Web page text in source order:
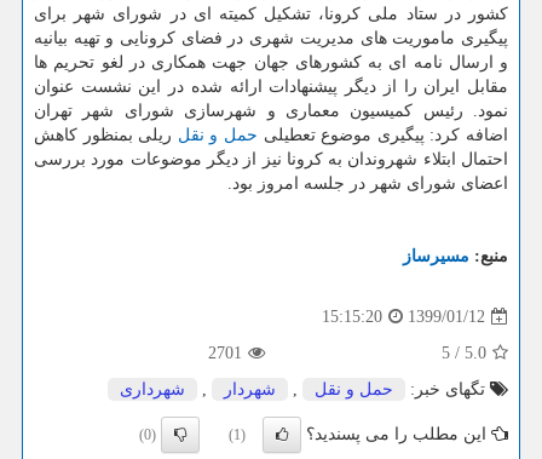
كشور در ستاد ملی كرونا، تشكیل كمیته ای در شورای شهر برای
پیگیری ماموریت های مدیریت شهری در فضای كرونایی و تهیه بیانیه
و ارسال نامه ای به كشورهای جهان جهت همكاری در لغو تحریم ها
مقابل ایران را از دیگر پیشنهادات ارائه شده در این نشست عنوان
نمود. رئیس كمیسیون معماری و شهرسازی شورای شهر تهران
اضافه كرد: پیگیری موضوع تعطیلی حمل و نقل ریلی بمنظور كاهش
احتمال ابتلاء شهروندان به كرونا نیز از دیگر موضوعات مورد بررسی
اعضای شورای شهر در جلسه امروز بود.
منبع: مسیرساز
1399/01/12
15:15:20
5.0
/
5
2701
تگهای خبر:
حمل و نقل , شهردار , شهرداری
این مطلب را می پسندید؟ (1)
(0)